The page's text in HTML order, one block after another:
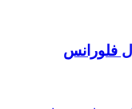
فلورانس